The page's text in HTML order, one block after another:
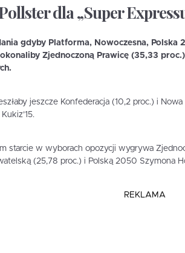
dla „Super
gdyby Platforma, Nowoczesna, Polska
Zjednoczoną Prawicę (35,33
jeszcze Konfederacja (10,2 proc.) i
starcie w wyborach opozycji wygrywa
(25,78 proc.) i Polską 2050 Szymona
REKLAMA